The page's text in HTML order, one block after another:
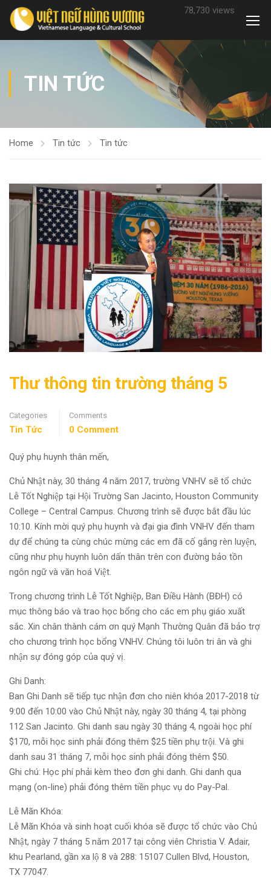
78,730 views
TIN TỨC
Home Tin tức Tin tức
Thư thông tin trường tháng 5
Categories
Tin Tức
Comments
0 Comment
Quý phụ huynh thân mến,
Chủ Nhật này, 30 tháng 4 năm 2017, trường VNHV sẽ tổ chức
Lễ Tốt Nghiệp tại Hội Trường San Jacinto, Houston Community
College – Central Campus. Chương trình sẽ được bắt đầu lúc
10:10. Kính mời quý phụ huynh và đại gia đình VNHV đến tham
dự để chúng ta cùng chúc mừng các em đã cố gắng rèn luyện,
cũng như phụ huynh luôn dấn thân trên con đường bảo tồn
ngôn ngữ và văn hoá Việt.
Trong chương trình Lễ Tốt Nghiệp, Ban Điều Hành (BĐH) có
mục thông báo và trao học bổng cho các em phụ giáo xuất
sắc. Xin chân thành cám ơn quý Mạnh Thường Quân đã bảo trợ
cho chương trình học bổng VNHV. Chúng tôi luôn tri ân và ghi
nhận sự đóng góp của quý vị.
Ghi Danh:
Ban Ghi Danh sẽ tiếp tục nhận đơn cho niên khóa 2017-2018 từ
9:00 đến 10:00 vào Chủ Nhật này, ngày 30 tháng 4, tại phòng
112 San Jacinto. Ghi danh sau ngày 30 tháng 4, ngoài học phí
$170, mỗi học sinh phải đóng thêm $25 tiền phụ trội. Và ghi
danh sau 31 tháng 7, mỗi học sinh phải đóng thêm $50.
Ghi chú: Học phí phải kèm theo đơn ghi danh. Ghi danh qua
mạng (on-line) phải đóng thêm tiền phục vụ do Pay-Pal.
Lễ Mãn Khóa:
Lễ Mãn Khóa và sinh hoạt cuối khóa sẽ được tổ chức vào Chủ
Nhật, ngày 7 tháng 5 năm 2017 tại công viên Christia V. Adair,
khu Pearland, gần xa lộ 8 và 288: 15107 Cullen Blvd, Houston,
TX 77047.